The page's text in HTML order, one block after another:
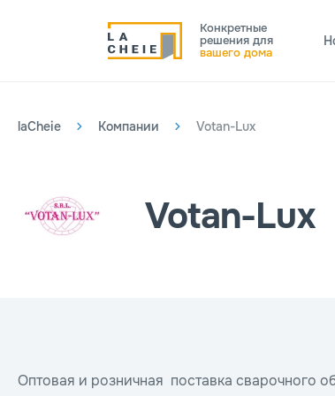
Конкретные
решения для
вашего дома
laCheie Компании Votan-Lux
Votan-Lux
Оптовая и розничная поставка сварочного